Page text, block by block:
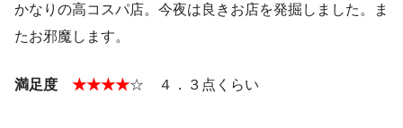
かなりの高コスパ店。今夜は良きお店を発掘しました。ま
たお邪魔します。
満足度 ★★★★☆ ４．３点くらい